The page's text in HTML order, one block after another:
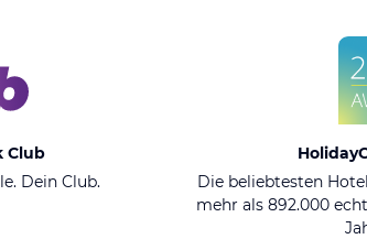
Club
Dein Club.
Die beliebtesten
mehr als 892.000